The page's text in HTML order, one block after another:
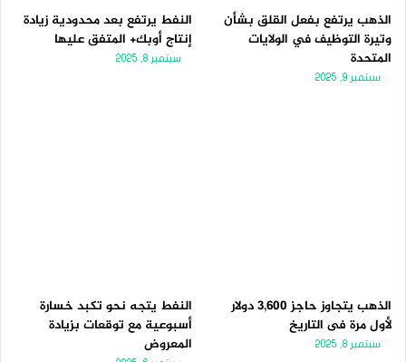
الذهب يرتفع بفعل القلق بشأن
وتيرة التوظيف في الولايات
المتحدة
سبتمبر 9, 2025
النفط يرتفع بعد محدودية زيادة
إنتاج أوبك+ المتفق عليها
سبتمبر 8, 2025
الذهب يتجاوز حاجز 3,600 دولار
لأول مرة فى التاريخ
سبتمبر 8, 2025
النفط يتجه نحو تكبد خسارة
أسبوعية مع توقعات بزيادة
المعروض